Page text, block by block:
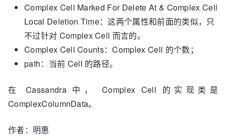
Complex Cell Marked For Delete At & Complex Cell
Local Deletion Time：这两个属性和前面的类似，只
不过针对 Complex Cell 而言的。
Complex Cell Counts：Complex Cell 的个数；
path：当前 Cell 的路径。
在 Cassandra 中， Complex Cell 的实现类是
ComplexColumnData。
作者：明惠